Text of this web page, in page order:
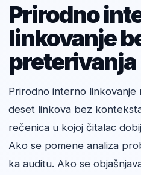
Prirodno
linkovanje
preterivanja
Prirodno interno
deset linkova bez
rečenica u kojoj čitalac
Ako se pomene analiza
ka auditu. Ako se